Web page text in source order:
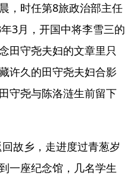
，时任第8旅政治部主任
3月，开国中将李雪三的
田守尧夫妇的文章里只
许久的田守尧夫妇合影
守尧与陈洛涟生前留下
故乡，走进度过青葱岁
一座纪念馆，几名学生